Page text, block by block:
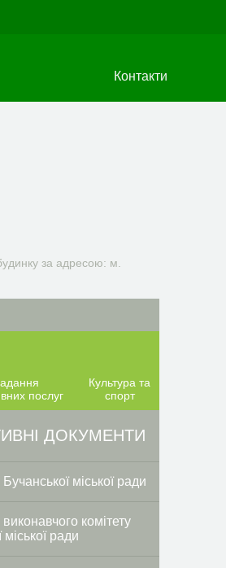
Контакти
за адресою: м.
послуг
Культура та
спорт
ДОКУМЕНТИ
міської ради
комітету
міської ради